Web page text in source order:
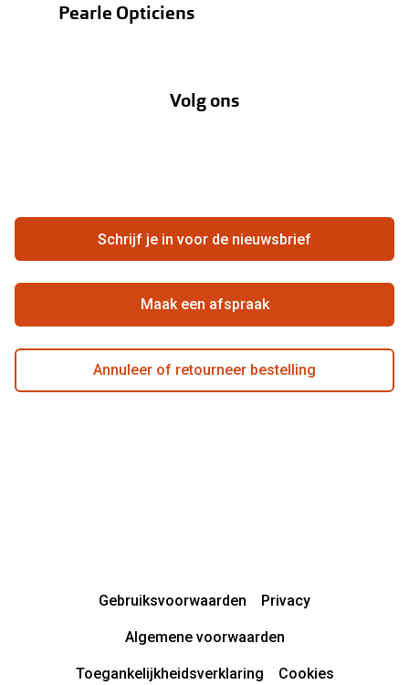
Verzending
Hier de overeenkomst ontbinden
Zorgvergoeding
Pearle Opticiens
Ondernemen bij Pearle
Beste winkelketen
Actievoorwaarden
Volg ons
Schrijf je in voor de nieuwsbrief
Maak een afspraak
Annuleer of retourneer bestelling
Gebruiksvoorwaarden Privacy
Algemene voorwaarden
Toegankelijkheidsverklaring Cookies